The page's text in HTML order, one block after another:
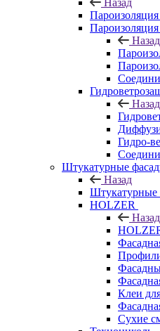
Назад
Пароизоляция
Назад
Назад
Гидро-
Штукатурные
Назад
Штукатурные
HOLZER
Назад
Клеи
Сухие